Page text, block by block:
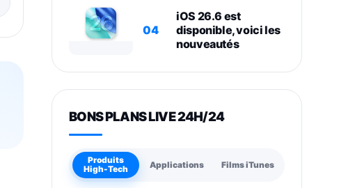
04
iOS 26.6 est
disponible, voici les
nouveautés
BONS PLANS LIVE 24H/24
Produits
High-Tech
Applications Films iTunes